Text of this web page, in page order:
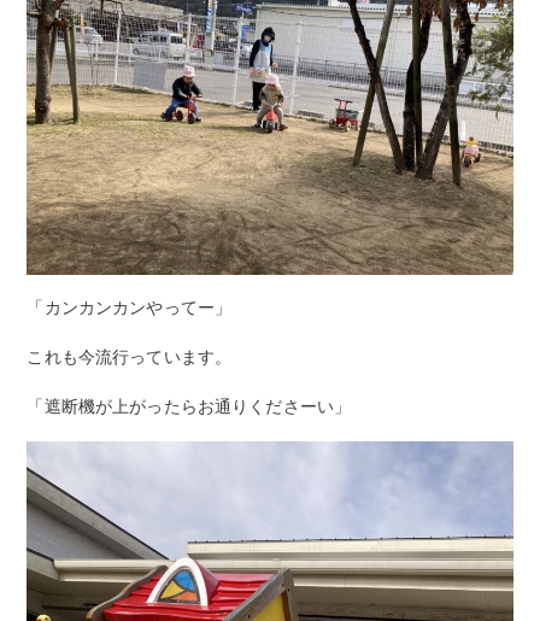
「カンカンカンやってー」
これも今流行っています。
「遮断機が上がったらお通りくださーい」